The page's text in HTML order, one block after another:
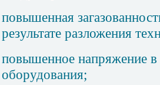
повышенная
результате разложения
повышенное напряжение в
оборудования;